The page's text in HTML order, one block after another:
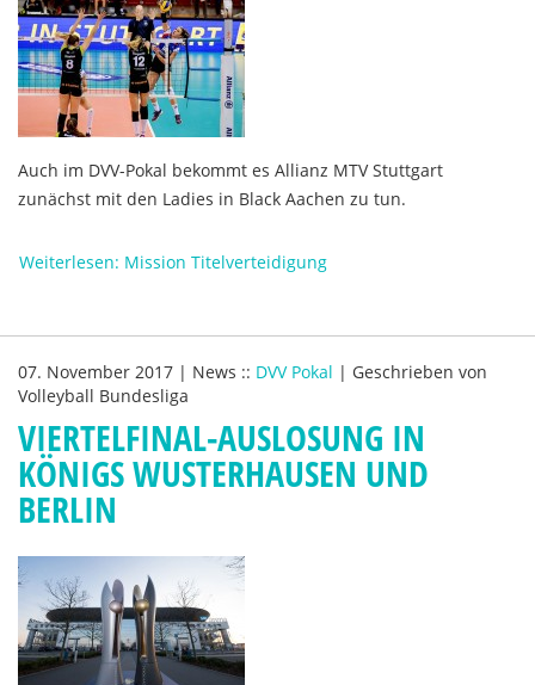
Auch im DVV-Pokal bekommt es Allianz MTV Stuttgart
zunächst mit den Ladies in Black Aachen zu tun.
Weiterlesen: Mission Titelverteidigung
07. November 2017 | News :: DVV Pokal | Geschrieben von
Volleyball Bundesliga
VIERTELFINAL-AUSLOSUNG IN
KÖNIGS WUSTERHAUSEN UND
BERLIN